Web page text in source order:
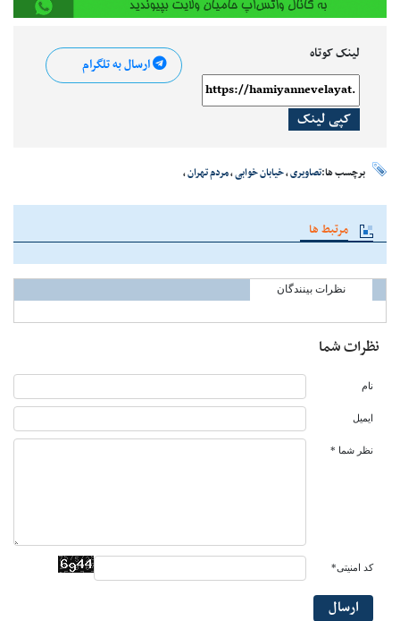
لینک کوتاه
کپی لینک
ارسال به تلگرام
برچسب ها:تصاویری،خیابان خوابی،مردم تهران،
مرتبط ها
نظرات بینندگان
نظرات شما
نام
ایمیل
نظر شما *
کد امنیتی*
ارسال